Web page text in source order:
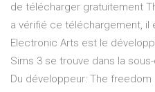
de télécharger gratuitement
a vérifié ce téléchargement, il
Electronic Arts est le
Sims 3 se trouve dans la
Du développeur: The